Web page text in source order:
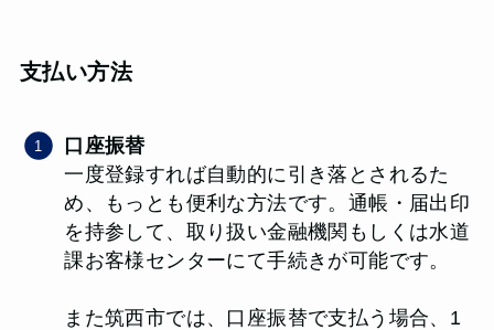
支払い方法
口座振替
一度登録すれば自動的に引き落とされるた
め、もっとも便利な方法です。通帳・届出印
を持参して、取り扱い金融機関もしくは水道
課お客様センターにて手続きが可能です。
また筑西市では、口座振替で支払う場合、1